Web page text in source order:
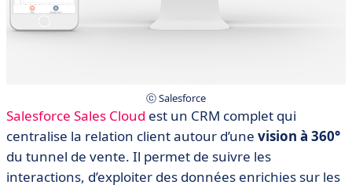
ⓒ Salesforce
Salesforce Sales Cloud est un CRM complet qui
centralise la relation client autour d’une vision à 360°
du tunnel de vente. Il permet de suivre les
interactions, d’exploiter des données enrichies sur les